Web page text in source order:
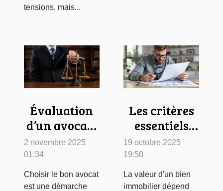
tensions, mais...
Évaluation
d’un avocat :
critères à
considérer
avant de
prendre
2 novembre 2025
01:34
Choisir le bon avocat
est une démarche
Les critères
essentiels
pour évaluer
la valeur
d'un bien
immobilier
19 octobre 2025
19:50
La valeur d'un bien
immobilier dépend